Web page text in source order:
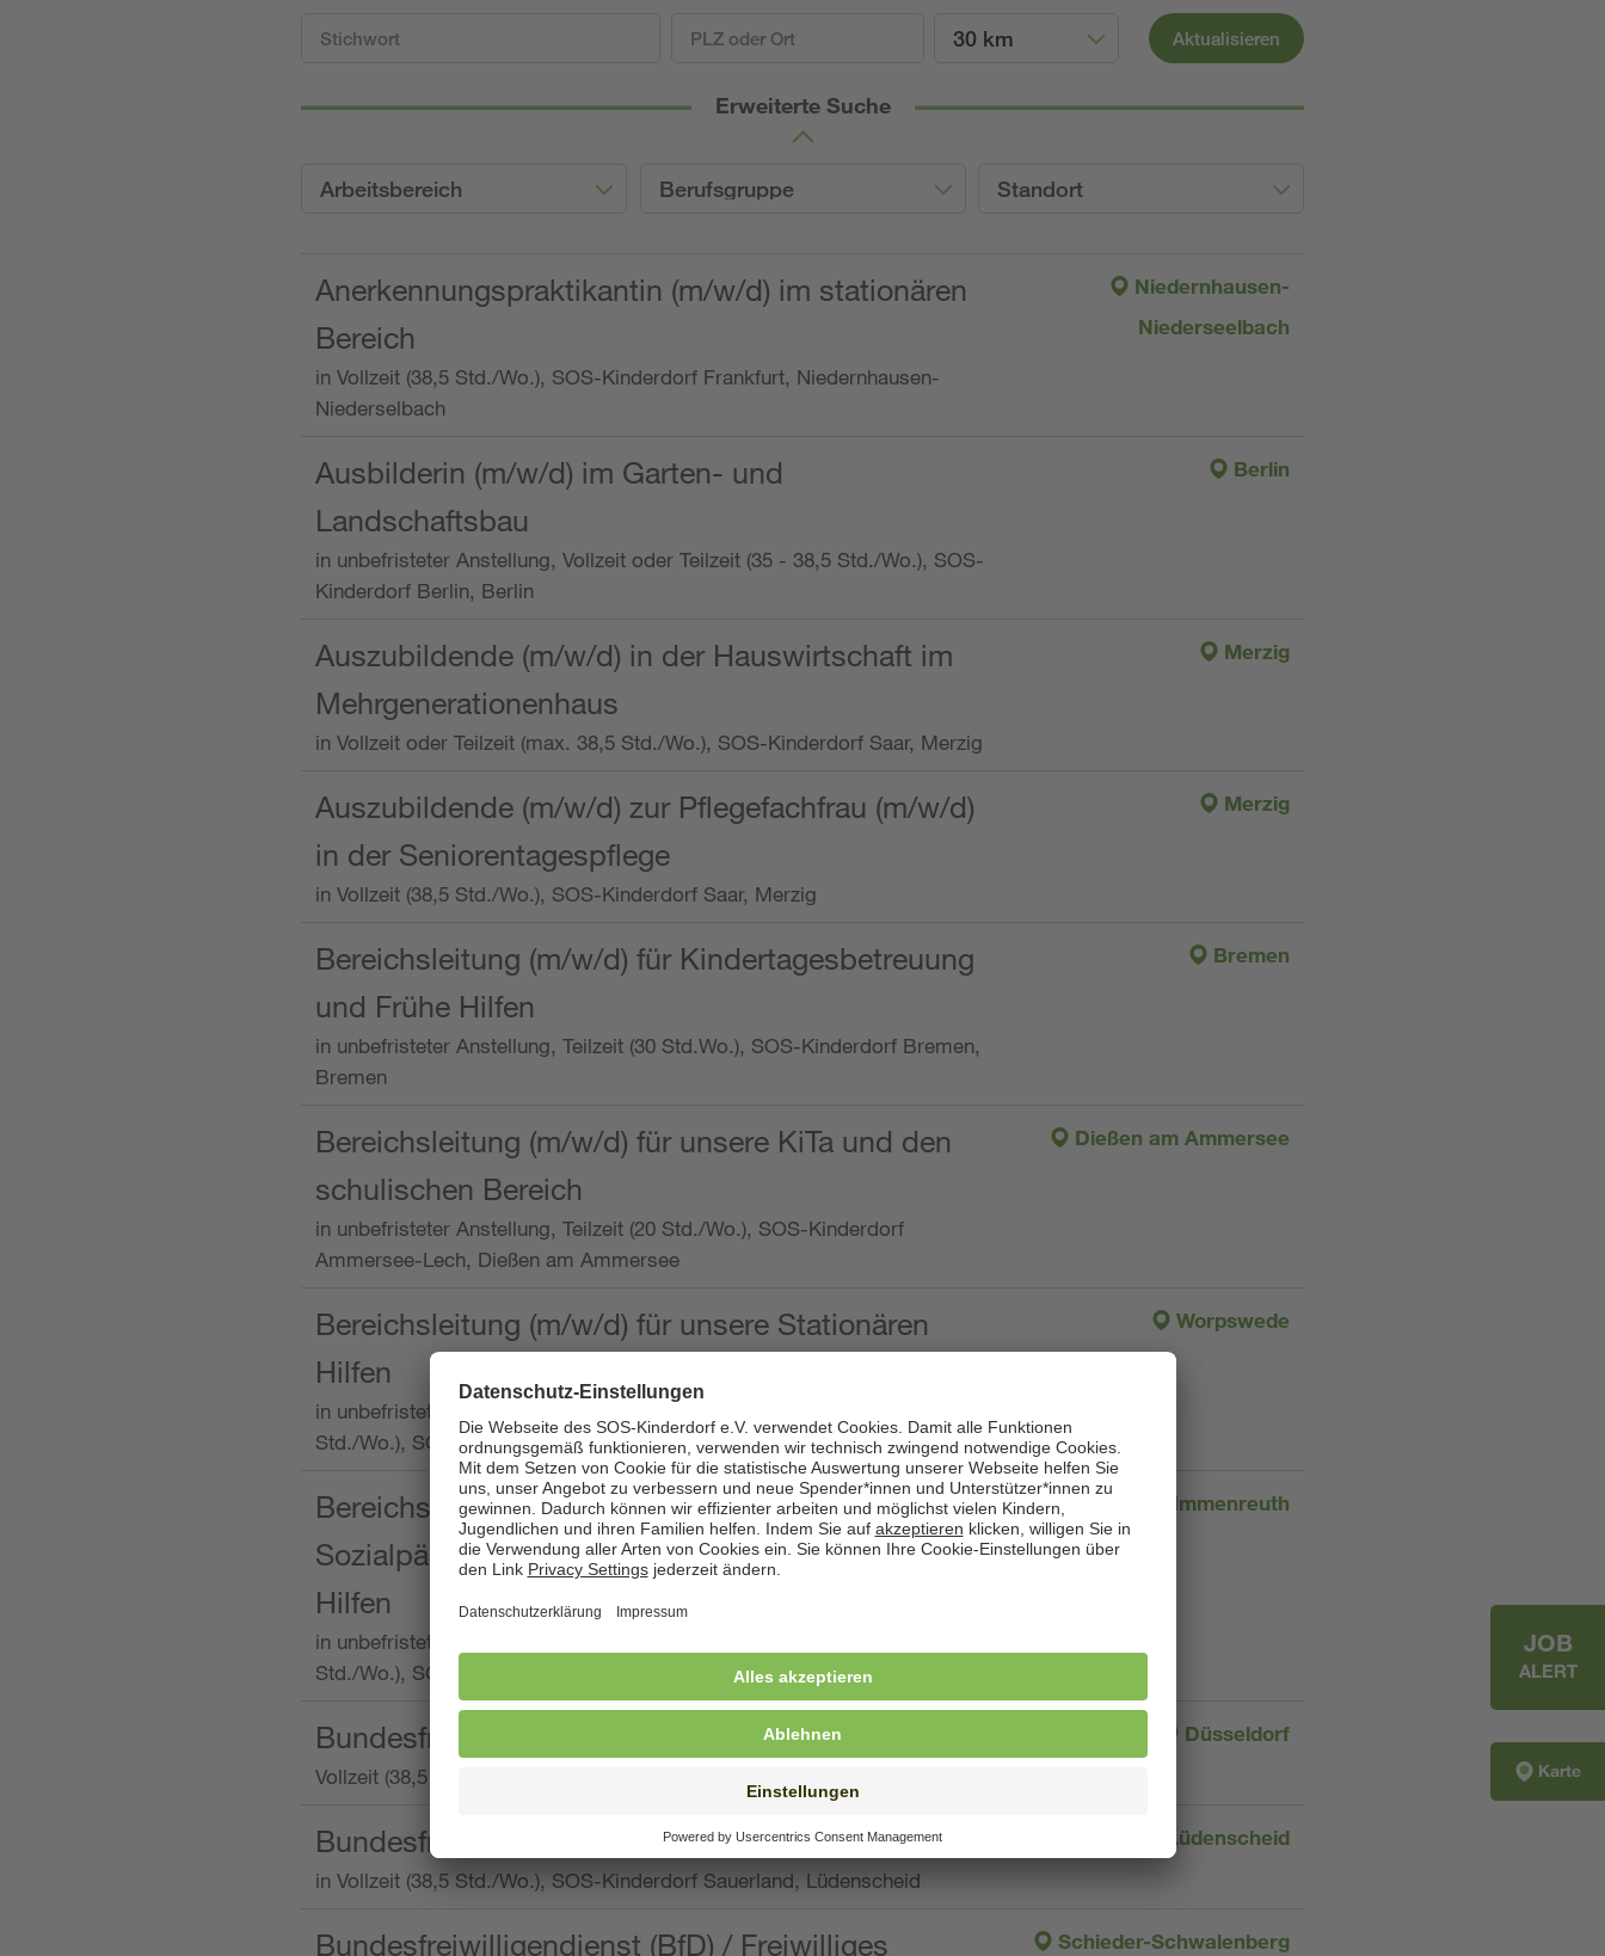
30 km Aktualisieren
Erweiterte Suche
Arbeitsbereich Berufsgruppe Standort
Anerkennungspraktikantin (m/w/d) im stationären
Bereich
in Vollzeit (38,5 Std./Wo.), SOS-Kinderdorf Frankfurt, Niedernhausen-
Niederselbach
Niedernhausen-
Niederseelbach
Ausbilderin (m/w/d) im Garten- und
Landschaftsbau
in unbefristeter Anstellung, Vollzeit oder Teilzeit (35 - 38,5 Std./Wo.), SOS-
Kinderdorf Berlin, Berlin
Berlin
Auszubildende (m/w/d) in der Hauswirtschaft im
Mehrgenerationenhaus
in Vollzeit oder Teilzeit (max. 38,5 Std./Wo.), SOS-Kinderdorf Saar, Merzig
Merzig
Auszubildende (m/w/d) zur Pflegefachfrau (m/w/d)
in der Seniorentagespflege
in Vollzeit (38,5 Std./Wo.), SOS-Kinderdorf Saar, Merzig
Merzig
Bereichsleitung (m/w/d) für Kindertagesbetreuung
und Frühe Hilfen
in unbefristeter Anstellung, Teilzeit (30 Std.Wo.), SOS-Kinderdorf Bremen,
Bremen
Bremen
Bereichsleitung (m/w/d) für unsere KiTa und den
schulischen Bereich
in unbefristeter Anstellung, Teilzeit (20 Std./Wo.), SOS-Kinderdorf
Ammersee-Lech, Dießen am Ammersee
Dießen am Ammersee
Bereichsleitung (m/w/d) für unsere Stationären
Hilfen
in unbefristeter Anstellung, Vollzeit oder Teilzeit (mind. 30 - max. 38,5
Std./Wo.), SOS-Kinderdorf Worpswede,
Worpswede
Bereichsleitung mit der Qualifikation als
Sozialpädagogin (m/w/d) und die Ambulanten
Hilfen
in unbefristeter Anstellung, Vollzeit oder Teilzeit (min. 34 bis max. 38,5
Std./Wo.), SOS-Kinderdorf Oberpfalz, Immenreuth
Immenreuth
Bundesfreiwilligendienst
Vollzeit (38,5 Stunden pro Woche), SOS-Kinderdorf Düsseldorf
Düsseldorf
Bundesfreiwilligendienst
in Vollzeit (38,5 Std./Wo.), SOS-Kinderdorf Sauerland, Lüdenscheid
Lüdenscheid
Bundesfreiwilligendienst (BfD) / Freiwilliges
Schieder-Schwalenberg
JOB
ALERT
Karte